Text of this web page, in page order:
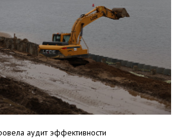
аудит эффективности